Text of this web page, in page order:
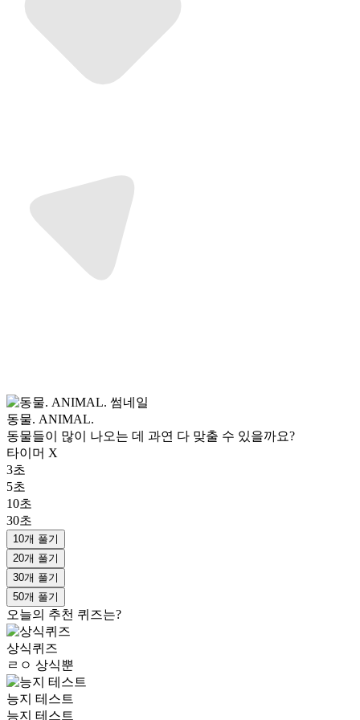
동물. ANIMAL.
동물들이 많이 나오는 데 과연 다 맞출 수 있을까요?
타이머 X
3초
5초
10초
30초
10개 풀기
20개 풀기
30개 풀기
50개 풀기
오늘의 추천 퀴즈는?
상식퀴즈
ㄹㅇ 상식뿐
능지 테스트
능지 테스트